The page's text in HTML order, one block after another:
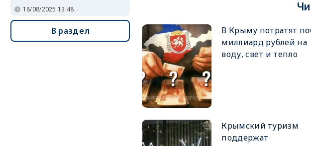
В Крыму потратят
миллиард рублей на
воду, свет и тепло
Крымский туризм
поддержат
18/08/2025 13:48
В раздел